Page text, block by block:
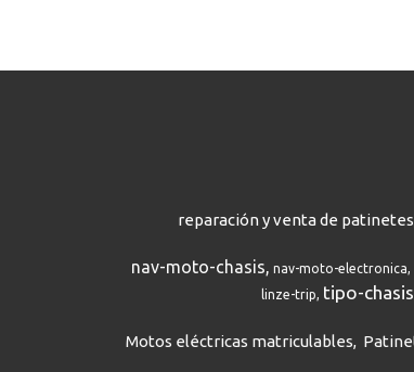
reparación y venta de
nav-moto-chasis nav-moto-electronica
linze-trip
tipo-chasis
Motos eléctricas matriculables